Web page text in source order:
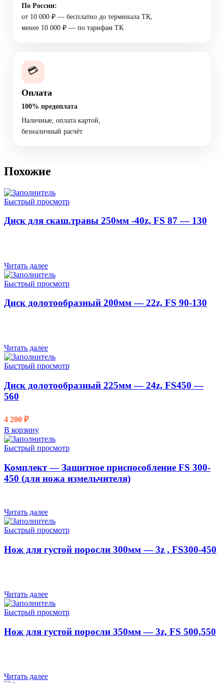
По России:
от 10 000 ₽ — бесплатно до терминала ТК,
менее 10 000 ₽ — по тарифам ТК
💳
Оплата
100% предоплата
Наличные, оплата картой,
безналичный расчёт
Похожие
Быстрый просмотр
Диск для скаш.травы 250мм -40z, FS 87 — 130
Читать далее
Быстрый просмотр
Диск долотообразный 200мм — 22z, FS 90-130
Читать далее
Быстрый просмотр
Диск долотообразный 225мм — 24z, FS450 —
560
4 200 ₽
В корзину
Быстрый просмотр
Комплект — Защитное приспособление FS 300-
450 (для ножа измельчителя)
Читать далее
Быстрый просмотр
Нож для густой поросли 300мм — 3z , FS300-450
Читать далее
Быстрый просмотр
Нож для густой поросли 350мм — 3z, FS 500,550
Читать далее